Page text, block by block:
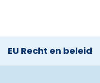
EU Recht en beleid